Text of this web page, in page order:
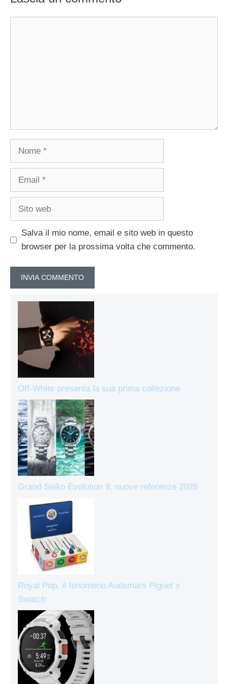
Nome
Email
Sito
Salva il mio nome, email e sito web in questo
browser per la prossima volta che commento.
Off-White presenta la sua prima collezione
Grand Seiko Evolution 9, nuove referenze 2026
Royal Pop, il fenomeno Audemars Piguet x
Swatch